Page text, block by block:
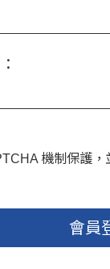
：
機制保護，
會員